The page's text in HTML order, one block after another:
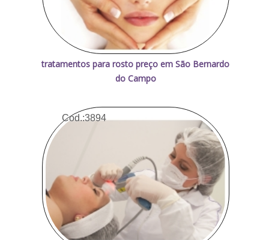
tratamentos para rosto preço em São Bernardo
do Campo
Cod.:3894